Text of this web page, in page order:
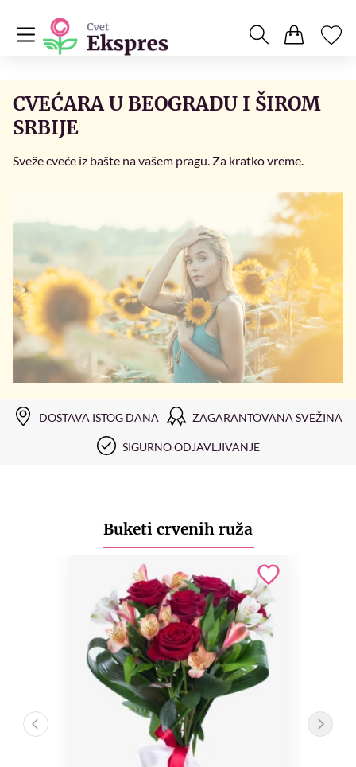
CVEĆARA U BEOGRADU I ŠIROM
SRBIJE
Sveže cveće iz bašte na vašem pragu. Za kratko vreme.
DOSTAVA ISTOG DANA ZAGARANTOVANA SVEŽINA
SIGURNO ODJAVLJIVANJE
Buketi crvenih ruža